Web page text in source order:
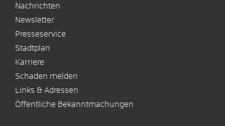
Nachrichten
Newsletter
Presseservice
Stadtplan
Karriere
Schaden melden
Links & Adressen
Öffentliche Bekanntmachungen